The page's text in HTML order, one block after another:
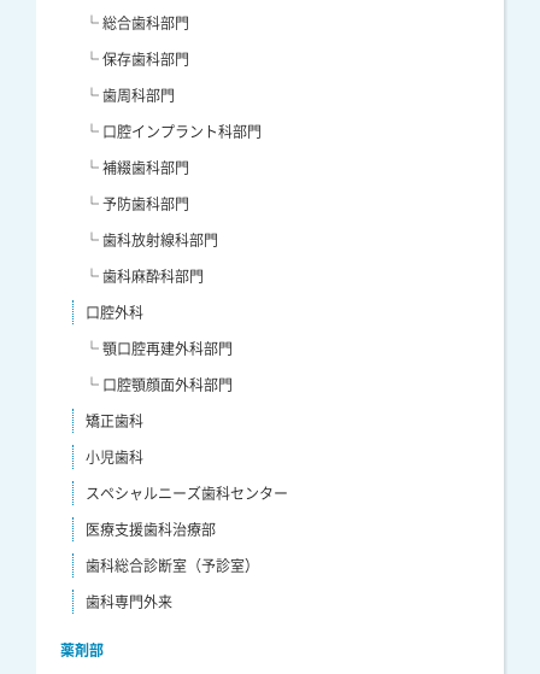
└ 総合歯科部門
└ 保存歯科部門
└ 歯周科部門
└ 口腔インプラント科部門
└ 補綴歯科部門
└ 予防歯科部門
└ 歯科放射線科部門
└ 歯科麻酔科部門
口腔外科
└ 顎口腔再建外科部門
└ 口腔顎顔面外科部門
矯正歯科
小児歯科
スペシャルニーズ歯科センター
医療支援歯科治療部
歯科総合診断室（予診室）
歯科専門外来
薬剤部